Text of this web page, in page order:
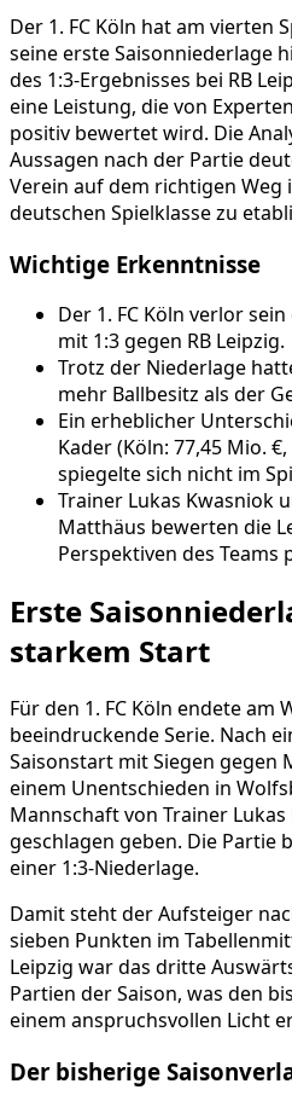
Der 1. FC Köln hat am vierten
seine erste Saisonniederlage
des 1:3-Ergebnisses bei RB
eine Leistung, die von
positiv bewertet wird. Die
Aussagen nach der Partie
Verein auf dem richtigen Weg
deutschen Spielklasse zu
Wichtige Erkenntnisse
Der 1. FC Köln verlor
mit 1:3 gegen RB Leipzig.
Trotz der Niederlage
mehr Ballbesitz als der
Ein erheblicher
Kader (Köln: 77,45 Mio.
spiegelte sich nicht im
Trainer Lukas Kwasniok
Matthäus bewerten die
Perspektiven des Teams
Erste
starkem Start
Für den 1. FC Köln endete am
beeindruckende Serie. Nach
Saisonstart mit Siegen gegen
einem Unentschieden in
Mannschaft von Trainer
geschlagen geben. Die Partie
einer 1:3-Niederlage.
Damit steht der Aufsteiger
sieben Punkten im
Leipzig war das dritte
Partien der Saison, was den
einem anspruchsvollen Licht
Der bisherige